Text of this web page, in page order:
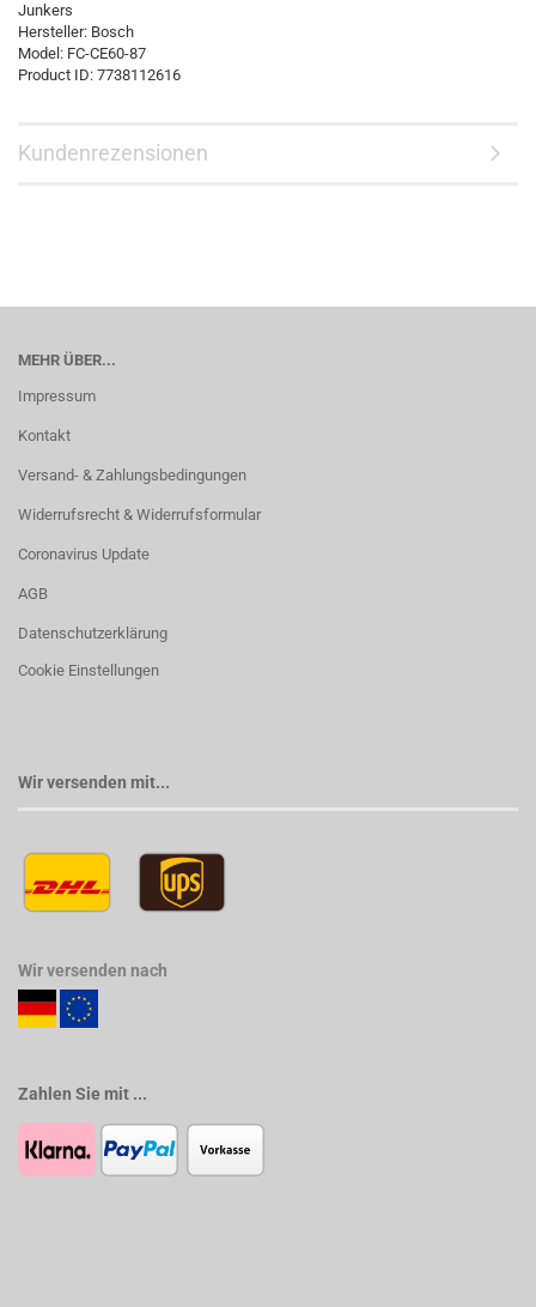
Junkers
Hersteller: Bosch
Model: FC-CE60-87
Product ID: 7738112616
Kundenrezensionen
MEHR ÜBER...
Impressum
Kontakt
Versand- & Zahlungsbedingungen
Widerrufsrecht & Widerrufsformular
Coronavirus Update
AGB
Datenschutzerklärung
Cookie Einstellungen
Wir versenden mit...
Wir versenden nach
Zahlen Sie mit ...